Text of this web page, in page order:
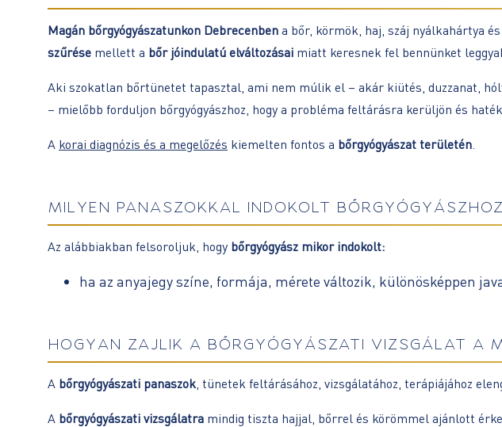
Magán bőrgyógyászatunkon Debrecenben a bőr, körmök, haj, száj nyálkahártya
szűrése mellett a bőr jóindulatú elváltozásai miatt keresnek fel bennünket
Aki szokatlan bőrtünetet tapasztal, ami nem múlik el – akár kiütés, duzzanat,
– mielőbb forduljon bőrgyógyászhoz, hogy a probléma feltárásra kerüljön és
A korai diagnózis és a megelőzés kiemelten fontos a bőrgyógyászat területén.
MILYEN PANASZOKKAL INDOKOLT
Az alábbiakban felsoroljuk, hogy bőrgyógyász mikor indokolt:
ha az anyajegy színe, formája, mérete változik, különösképpen
HOGYAN ZAJLIK A BŐRGYÓGYÁSZATI VIZSGÁLAT A
A bőrgyógyászati panaszok, tünetek feltárásához, vizsgálatához, terápiájához
A bőrgyógyászati vizsgálatra mindig tiszta hajjal, bőrrel és körömmel ajánlott